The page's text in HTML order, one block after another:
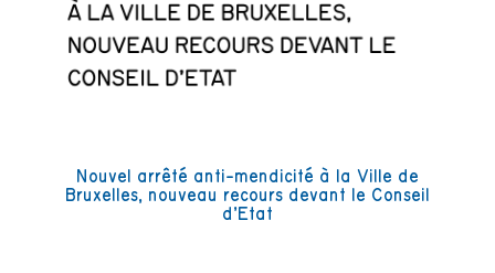
Nouvel arrêté anti-mendicité à la Ville de
Bruxelles, nouveau recours devant le Conseil
d’Etat